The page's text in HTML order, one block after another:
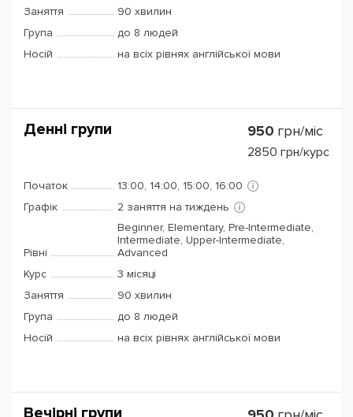
Заняття
90 хвилин
Група
до 8 людей
Носій
на всіх рівнях англійської мови
Денні групи 950 грн/міс
2850 грн/курс
Початок
13:00, 14:00, 15:00, 16:00
Графік
2 заняття на тиждень
Рівні
Beginner, Elementary, Pre-Intermediate,
Intermediate, Upper-Intermediate,
Advanced
Курс
3 місяці
Заняття
90 хвилин
Група
до 8 людей
Носій
на всіх рівнях англійської мови
Вечірні групи